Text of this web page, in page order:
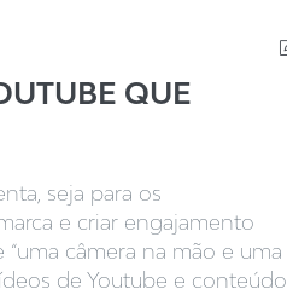
QUE
seja para os
e criar engajamento
câmera na mão e uma
de Youtube e conteúdo